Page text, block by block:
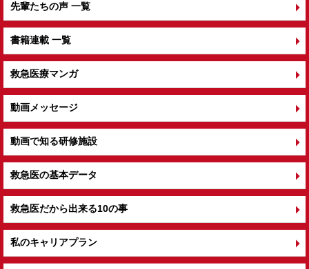
先輩たちの声 一覧
書籍連載 一覧
救急医療マンガ
動画メッセージ
動画で知る研修施設
救急医の基本データ
救急医だから出来る10の事
私のキャリアプラン